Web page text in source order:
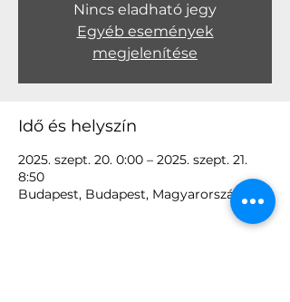
Nincs eladható jegy
Egyéb események
megjelenítése
Idő és helyszín
2025. szept. 20. 0:00 – 2025. szept. 21.
8:50
Budapest, Budapest, Magyarország